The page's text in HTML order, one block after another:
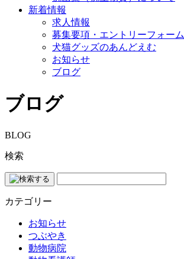
新着情報
求人情報
募集要項・エントリーフォーム
犬猫グッズのあんどえむ
お知らせ
ブログ
ブログ
BLOG
検索
カテゴリー
お知らせ
つぶやき
動物病院